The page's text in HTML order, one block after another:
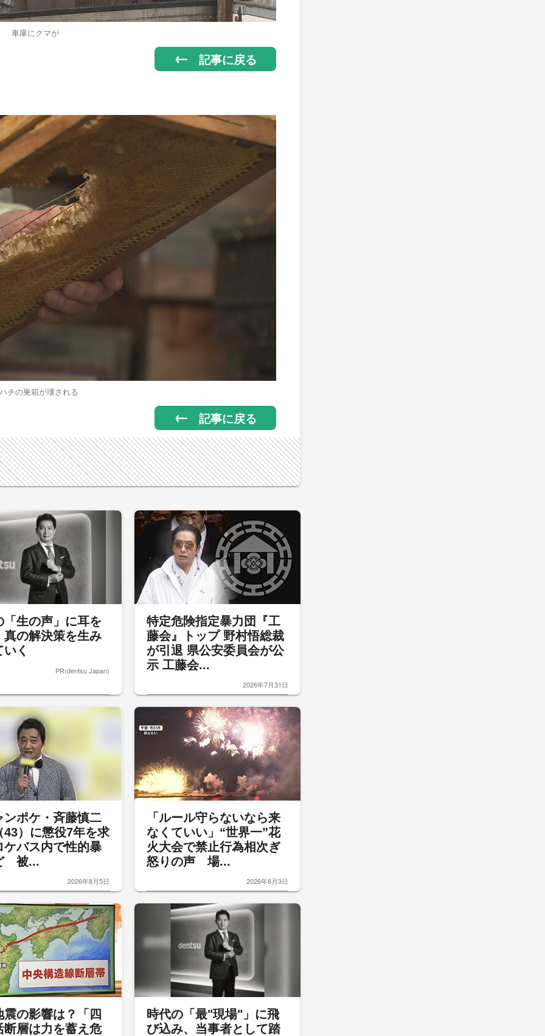
車庫にクマが
記事に戻る
ハチの巣箱が壊される
記事に戻る
「生の声」に耳を
真の解決策を生み
く
PR(dentsu Japan)
特定危険指定暴力団『工
藤会』トップ 野村悟総裁
が引退 県公安委員会が公
示 工藤会...
2026年7月31日
ンポケ・斉藤慎二
43）に懲役7年を求
バス内で性的暴
被...
2026年8月5日
「ルール守らないなら来
なくていい」“世界一”花
火大会で禁止行為相次ぎ
怒りの声 場...
2026年8月3日
震の影響は？「四
断層は力を蓄え危
時代の「最"現場"」に飛
び込み、当事者として踏